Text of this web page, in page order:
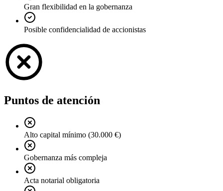
Gran flexibilidad en la gobernanza
Posible confidencialidad de accionistas
Puntos de atención
Alto capital mínimo (30.000 €)
Gobernanza más compleja
Acta notarial obligatoria